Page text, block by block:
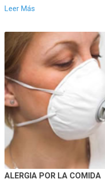
Leer Más
ALERGIA POR LA COMIDA